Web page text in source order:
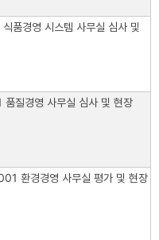
품경영 시스템 사무실 심사 및
질경영 사무실 심사 및 현장
환경경영 사무실 평가 및 현장